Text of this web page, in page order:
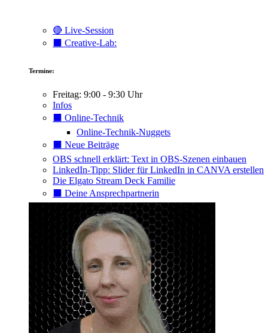
🔴 Live-Session
⬛️ Creative-Lab:
Termine:
Freitag: 9:00 - 9:30 Uhr
Infos
⬛️ Online-Technik
Online-Technik-Nuggets
⬛️ Neue Beiträge
OBS schnell erklärt: Text in OBS-Szenen einbauen
LinkedIn-Tipp: Slider für LinkedIn in CANVA erstellen
Die Elgato Stream Deck Familie
⬛️ Deine Ansprechpartnerin